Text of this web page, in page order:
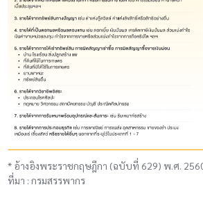
* อ้างอิงพระราชกฤษฎีกา (ฉบับที่ 629) พ.ศ.
ที่มา : กรมสรรพากร